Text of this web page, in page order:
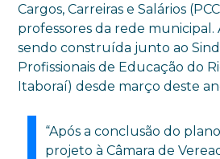
Cargos, Carreiras e Salários
professores da rede municipal.
sendo construída junto ao
Profissionais de Educação do
Itaboraí) desde março deste
“Após a conclusão do
projeto à Câmara de